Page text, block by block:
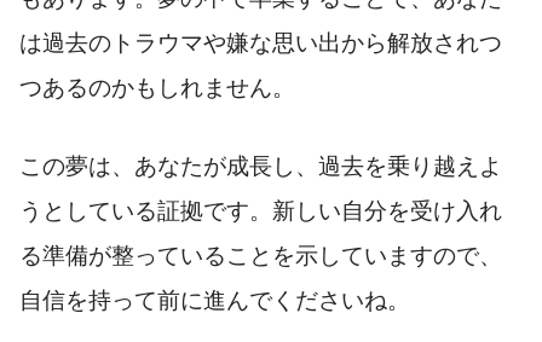
は過去のトラウマや嫌な思い出から解放されつ
つあるのかもしれません。
この夢は、あなたが成長し、過去を乗り越えよ
うとしている証拠です。新しい自分を受け入れ
る準備が整っていることを示していますので、
自信を持って前に進んでくださいね。